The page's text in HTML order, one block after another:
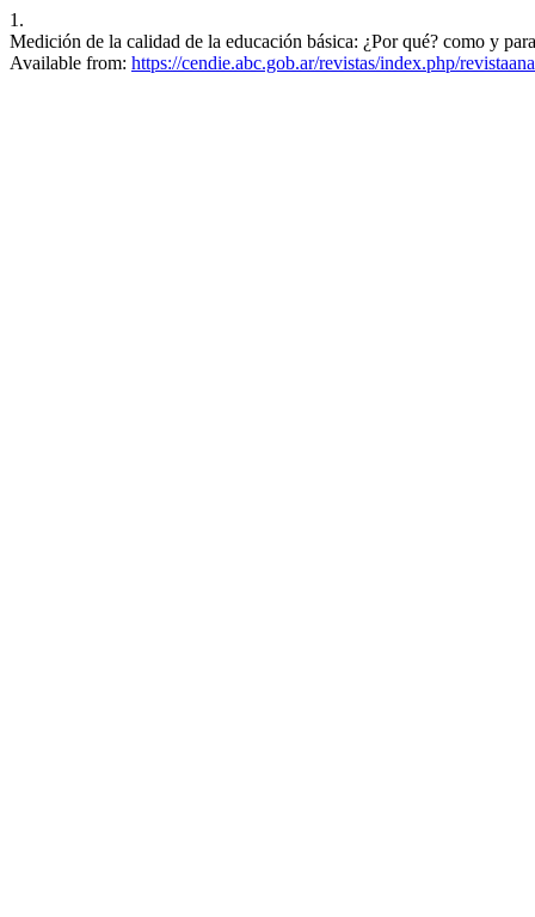
1.
Medición de la calidad de la educación básica: ¿Por qué? como y
Available from: https://cendie.abc.gob.ar/revistas/index.php/